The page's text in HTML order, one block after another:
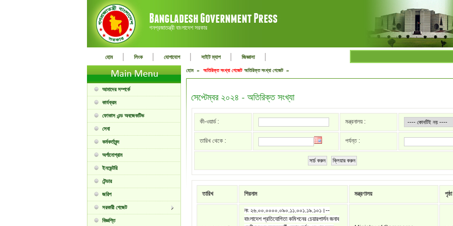
গনপ্রজাতন্ত্রী বাংলাদেশ সরকার
হোম | লিংক | যোগাযোগ | সাইট ম্যাপ | জিজ্ঞাসা |
আমাদের সম্পর্কে
কার্যক্রম
ফোকাস এন্ড অবজেকটিভ
সেবা
কর্মকর্তাবৃন্দ
অর্গানোগ্রাম
ইনভেন্টরি
টেন্ডার
জরিপ
সরকারী গেজেট
বিজ্ঞপ্তি
হোম » অতিরিক্ত সংখ্যা গেজেট অতিরিক্ত সংখ্যা গেজেট »
সেপ্টেম্বর ২০২৪ - অতিরিক্ত সংখ্যা
কী-ওয়ার্ড : মন্ত্রনালয় :
তারিখ থেকে : পর্যন্ত :
সার্চ করুন ক্লিয়ার করুন
তারিখ শিরনাম মন্ত্রণালয় পৃষ্ঠা
নং ২৬.০০.০০০০.০৯০.১১.০০১.১৯.১০১।--
বাংলাদেশ প্রতিযোগিতা কমিশনের চেয়ারপার্সন জনাব